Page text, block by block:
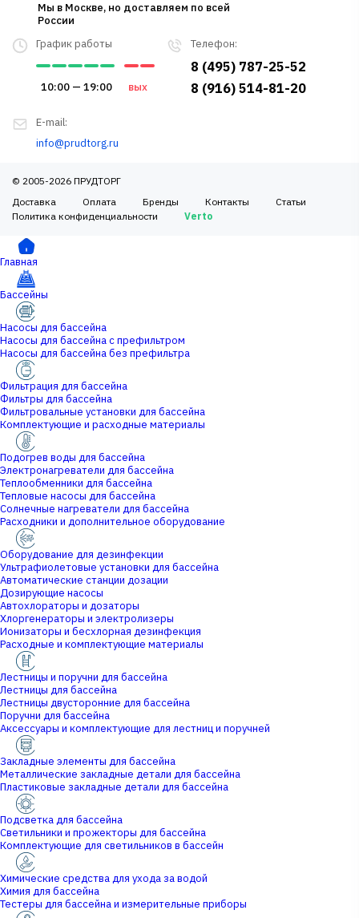
Телефон:
8 (495) 787-25-52
8 (916) 514-81-20
График работы
10:00 — 19:00 вых
E-mail:
info@prudtorg.ru
Мы в Москве, но доставляем по всей
России
© 2005-2026 ПРУДТОРГ
Доставка
Оплата Бренды Контакты
Статьи
Политика конфиденциальности
Verto
Главная
Бассейны
Насосы для бассейна
Насосы для бассейна с префильтром
Насосы для бассейна без префильтра
Фильтрация для бассейна
Фильтры для бассейна
Фильтровальные установки для бассейна
Комплектующие и расходные материалы
Подогрев воды для бассейна
Электронагреватели для бассейна
Теплообменники для бассейна
Тепловые насосы для бассейна
Солнечные нагреватели для бассейна
Расходники и дополнительное оборудование
Оборудование для дезинфекции
Ультрафиолетовые установки для бассейна
Автоматические станции дозации
Дозирующие насосы
Автохлораторы и дозаторы
Хлоргенераторы и электролизеры
Ионизаторы и бесхлорная дезинфекция
Расходные и комплектующие материалы
Лестницы и поручни для бассейна
Лестницы для бассейна
Лестницы двусторонние для бассейна
Поручни для бассейна
Аксессуары и комплектующие для лестниц и поручней
Закладные элементы для бассейна
Металлические закладные детали для бассейна
Пластиковые закладные детали для бассейна
Подсветка для бассейна
Светильники и прожекторы для бассейна
Комплектующие для светильников в бассейн
Химические средства для ухода за водой
Химия для бассейна
Тестеры для бассейна и измерительные приборы